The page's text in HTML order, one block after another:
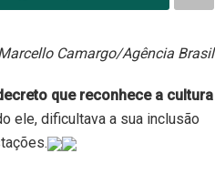
Camargo/Agência Brasil
que reconhece a cultura
ele, dificultava a sua inclusão